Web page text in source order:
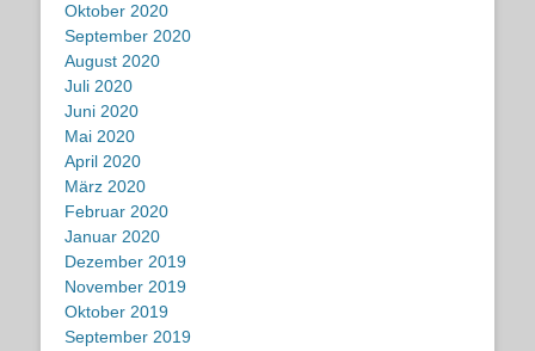
Oktober 2020
September 2020
August 2020
Juli 2020
Juni 2020
Mai 2020
April 2020
März 2020
Februar 2020
Januar 2020
Dezember 2019
November 2019
Oktober 2019
September 2019